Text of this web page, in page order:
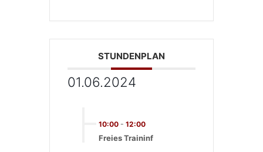
STUNDENPLAN
01.06.2024
10:00 - 12:00
Freies Traininf